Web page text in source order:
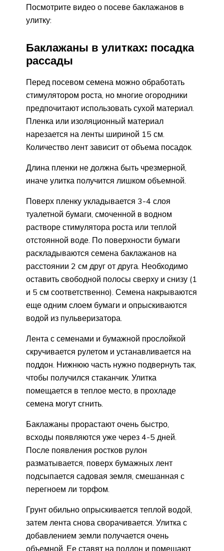
Посмотрите видео о посеве баклажанов в
улитку:
Баклажаны в улитках: посадка
рассады
Перед посевом семена можно обработать
стимулятором роста, но многие огородники
предпочитают использовать сухой материал.
Пленка или изоляционный материал
нарезается на ленты шириной 15 см.
Количество лент зависит от объема посадок.
Длина пленки не должна быть чрезмерной,
иначе улитка получится лишком объемной.
Поверх пленку укладывается 3-4 слоя
туалетной бумаги, смоченной в водном
растворе стимулятора роста или теплой
отстоянной воде. По поверхности бумаги
раскладываются семена баклажанов на
расстоянии 2 см друг от друга. Необходимо
оставить свободной полосы сверху и снизу (1
и 5 см соответственно). Семена накрываются
еще одним слоем бумаги и опрыскиваются
водой из пульверизатора.
Лента с семенами и бумажной прослойкой
скручивается рулетом и устанавливается на
поддон. Нижнюю часть нужно подвернуть так,
чтобы получился стаканчик. Улитка
помещается в теплое место, в прохладе
семена могут сгнить.
Баклажаны прорастают очень быстро,
всходы появляются уже через 4-5 дней.
После появления ростков рулон
разматывается, поверх бумажных лент
подсыпается садовая земля, смешанная с
перегноем ли торфом.
Грунт обильно опрыскивается теплой водой,
затем лента снова сворачивается. Улитка с
добавлением земли получается очень
объемной. Ее ставят на поддон и помещают